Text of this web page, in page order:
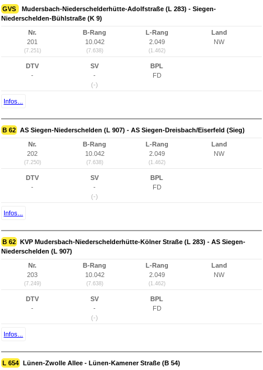
GVS
Mudersbach-Niederschelderhütte-Adolfstraße (L 283) - Siegen-
Niederschelden-Bühlstraße (K 9)
Nr.
201
(7.251)
B-Rang
10.042
(7.638)
L-Rang
2.049
(1.462)
Land
NW
DTV
-
SV
-
(-)
BPL
FD
Infos...
B 62 AS Siegen-Niederschelden (L 907) - AS Siegen-Dreisbach/Eiserfeld (Sieg)
Nr.
202
(7.250)
B-Rang
10.042
(7.638)
L-Rang
2.049
(1.462)
Land
NW
DTV
-
SV
-
(-)
BPL
FD
Infos...
B 62 KVP Mudersbach-Niederschelderhütte-Kölner Straße (L 283) - AS Siegen-
Niederschelden (L 907)
Nr.
203
(7.249)
B-Rang
10.042
(7.638)
L-Rang
2.049
(1.462)
Land
NW
DTV
-
SV
-
(-)
BPL
FD
Infos...
L 654 Lünen-Zwolle Allee - Lünen-Kamener Straße (B 54)